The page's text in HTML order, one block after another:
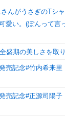
んがうさぎのTシ
愛い。(ぽんって言
盛期の美しさを取
売記念#竹内希来里
売記念#正源司陽子